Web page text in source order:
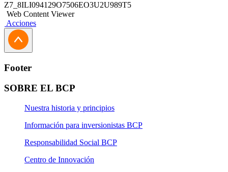
Z7_8ILI094129O7506EO3U2U989T5
Web Content Viewer
Acciones
Footer
SOBRE EL BCP
Nuestra historia y principios
Información para inversionistas BCP
Responsabilidad Social BCP
Centro de Innovación